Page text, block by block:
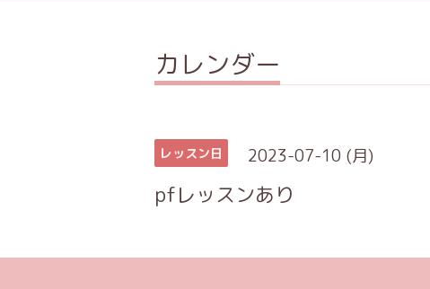
カレンダー
レッスン日 2023-07-10 (月)
pfレッスンあり